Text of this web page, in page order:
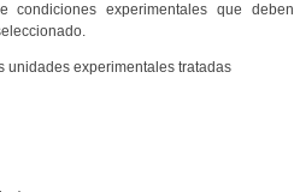
condiciones experimentales que deben
unidades experimentales tratadas